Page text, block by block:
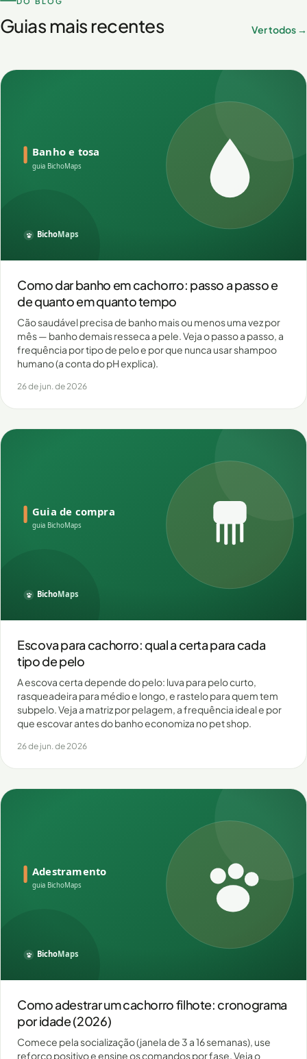
Guias mais recentes Ver todos →
Como dar banho em cachorro: passo a passo e
de quanto em quanto tempo
Cão saudável precisa de banho mais ou menos uma vez por
mês — banho demais resseca a pele. Veja o passo a passo, a
frequência por tipo de pelo e por que nunca usar shampoo
humano (a conta do pH explica).
26 de jun. de 2026
Escova para cachorro: qual a certa para cada
tipo de pelo
A escova certa depende do pelo: luva para pelo curto,
rasqueadeira para médio e longo, e rastelo para quem tem
subpelo. Veja a matriz por pelagem, a frequência ideal e por
que escovar antes do banho economiza no pet shop.
26 de jun. de 2026
Como adestrar um cachorro filhote: cronograma
por idade (2026)
Comece pela socialização (janela de 3 a 16 semanas), use
reforço positivo e ensine os comandos por fase. Veja o